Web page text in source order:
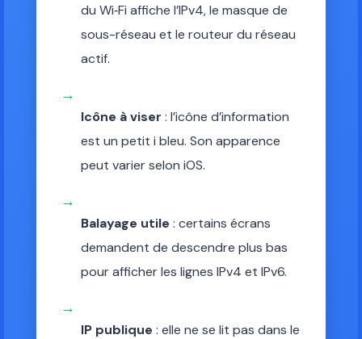
du Wi‑Fi affiche l’IPv4, le masque de
sous-réseau et le routeur du réseau
actif.
→
Icône à viser : l’icône d’information
est un petit i bleu. Son apparence
peut varier selon iOS.
→
Balayage utile : certains écrans
demandent de descendre plus bas
pour afficher les lignes IPv4 et IPv6.
→
IP publique : elle ne se lit pas dans le